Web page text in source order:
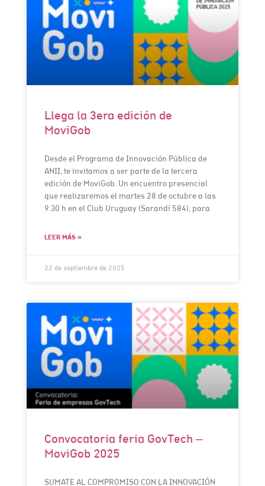
Llega la 3era edición de
MoviGob
Desde el Programa de Innovación Pública de
ANII, te invitamos a ser parte de la tercera
edición de MoviGob. Un encuentro presencial
que realizaremos el martes 28 de octubre a las
9.30 h en el Club Uruguay (Sarandí 584), para
LEER MÁS »
22 de septiembre de 2025
Convocatoria feria GovTech –
MoviGob 2025
SUMATE AL COMPROMISO CON LA INNOVACIÓN